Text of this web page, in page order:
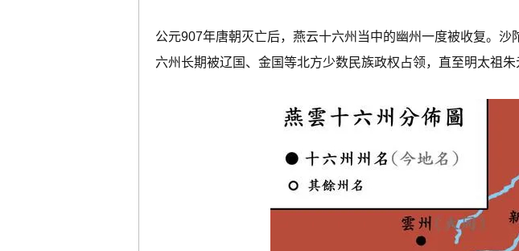
公元907年唐朝灭亡后，燕云十六州当中的幽州一度被收复。
六州长期被辽国、金国等北方少数民族政权占领，直至明太祖